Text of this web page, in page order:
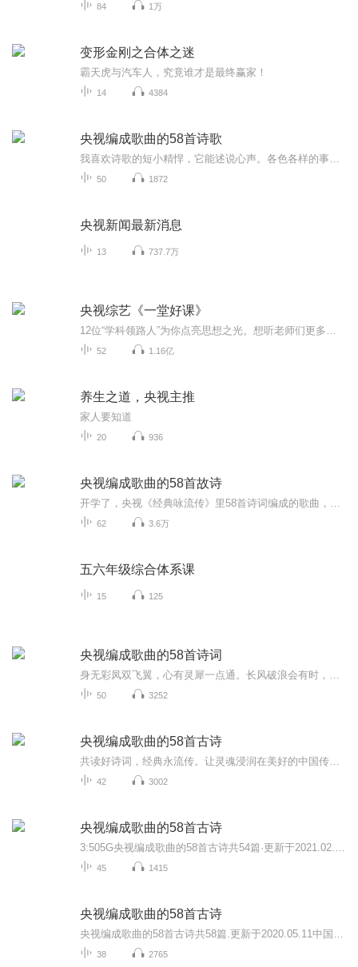
84 1万
变形金刚之合体之迷
霸天虎与汽车人，究竟谁才是最终赢家！
14 4384
央视编成歌曲的58首诗歌
50 1872
央视新闻最新消息
13 737.7万
央视综艺《一堂好课》
52 1.16亿
养生之道，央视主推
家人要知道
20 936
央视编成歌曲的58首故诗
62 3.6万
五六年级综合体系课
15 125
央视编成歌曲的58首诗词
50 3252
央视编成歌曲的58首古诗
42 3002
央视编成歌曲的58首古诗
45 1415
央视编成歌曲的58首古诗
38 2765